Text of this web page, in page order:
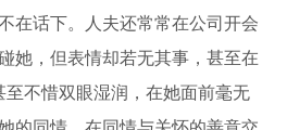
在话下。人夫还常常在公司开会
她，但表情却若无其事，甚至在
至不惜双眼湿润，在她面前毫无